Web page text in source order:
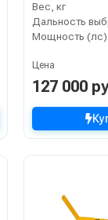
Вес, кг
Мощность (лс)
Цена
127 000